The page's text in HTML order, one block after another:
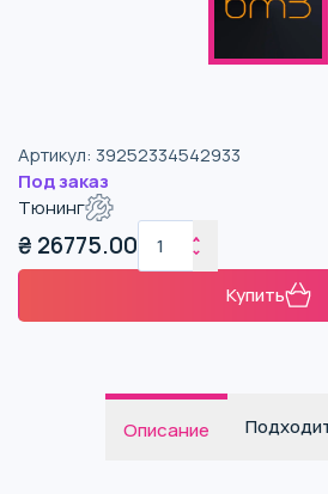
Артикул: 39252334542933
Под заказ
Тюнинг
₴ 26775.00
Купить
Описание